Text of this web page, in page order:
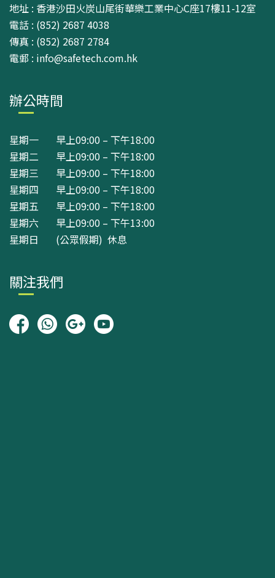
地址 : 香港沙田火炭山尾街華樂工業中心C座17樓11-12室
電話 : (852) 2687 4038
傳真 : (852) 2687 2784
電郵 : info@safetech.com.hk
辦公時間
星期一 早上09:00 – 下午18:00
星期二 早上09:00 – 下午18:00
星期三 早上09:00 – 下午18:00
星期四 早上09:00 – 下午18:00
星期五 早上09:00 – 下午18:00
星期六 早上09:00 – 下午13:00
星期日 (公眾假期) 休息
關注我們